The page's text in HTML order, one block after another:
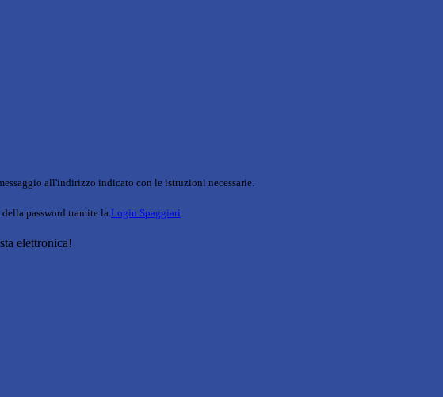
all'indirizzo indicato con le istruzioni necessarie.
password tramite la Login Spaggiari
elettronica!